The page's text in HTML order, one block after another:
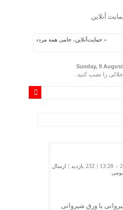
حامی همه مردم ایران »
Sunday, 9
جلالی را نصب کنید.
232 بازدید
| ارسال
با ورق شیروانی